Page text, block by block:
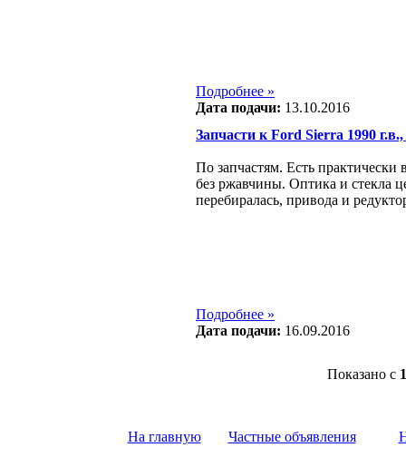
Подробнее »
Дата подачи: 13.10.2016
Запчасти к Ford Sierra 1990 г.в.,
По запчастям. Есть практически
без ржавчины. Оптика и стекла
перебиралась, привода и
Подробнее »
Дата подачи: 16.09.2016
Показано с 1
На главную Частные объявления